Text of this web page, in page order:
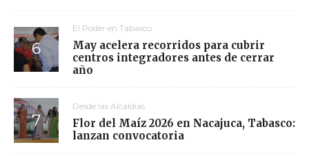
El Poder en Tabasco
May acelera recorridos para cubrir
centros integradores antes de cerrar
año
Desde las Alcaldías
Flor del Maíz 2026 en Nacajuca, Tabasco:
lanzan convocatoria